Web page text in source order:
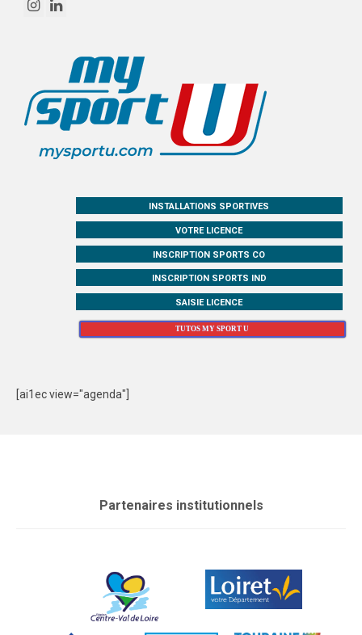
INSTALLATIONS SPORTIVES
VOTRE LICENCE
INSCRIPTION SPORTS CO
INSCRIPTION SPORTS IND
SAISIE LICENCE
TUTOS MY SPORT U
[ai1ec view="agenda"]
Partenaires institutionnels